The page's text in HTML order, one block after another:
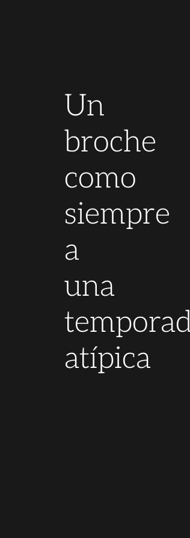
Un
broche
como
siempre
a
una
atípica